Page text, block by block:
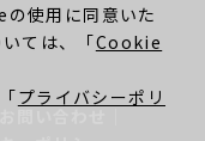
使用に同意いた
ては、「Cookie
プライバシーポリ